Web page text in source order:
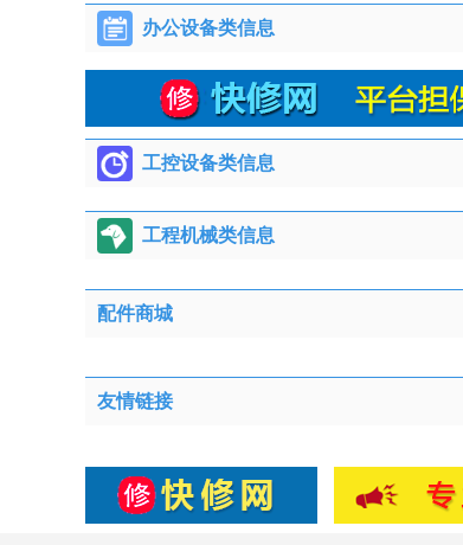
办公设备类信息
工控设备类信息
工程机械类信息
配件商城
友情链接